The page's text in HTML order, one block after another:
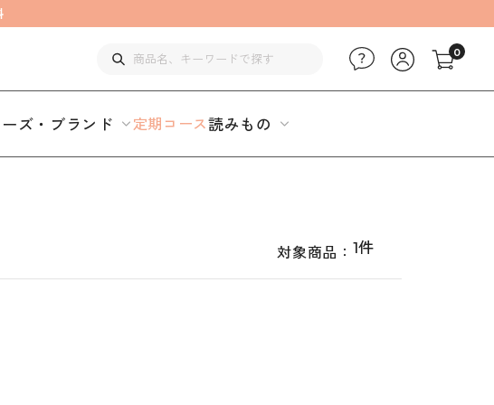
0
ズ・ブランド 定期コース読みもの
対象商品： 1件